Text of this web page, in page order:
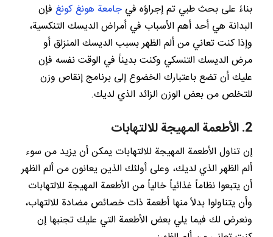
بناءً على بحث طبي تم إجراؤه في جامعة هونغ كونغفإن
البدانة هي أحد أهم الأسباب في أمراض الديسك التنكسية،
وإذا كنت تعاني من ألم الظهر بسبب الديسك المنزلق أو
مرض الديسك التنسكي وكنت بديناً في الوقت نفسه فإن
عليك أن تضع باعتبارك الخضوع إلى برنامج إنقاص وزن
للتخلص من بعض الوزن الزائد الذي لديك.
2. الأطعمة المهيجة للالتهابات
إن تناول الأطعمة المهيجة للالتهابات يمكن أن يزيد من سوء
ألم الظهر الذي لديك، وعلى أولئك الذين يعانون من ألم الظهر
أن يتبعوا نظاماً غذائياً خالياً من الأطعمة المهيجة للالتهابات
وأن يتناولوا بدلاً منها أطعمة ذات خصائص مضادة للالتهاب،
ونعرض لك فيما يلي بعض الأطعمة التي عليك تجنبها إن